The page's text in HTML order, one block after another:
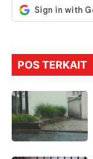
POS TERKAIT